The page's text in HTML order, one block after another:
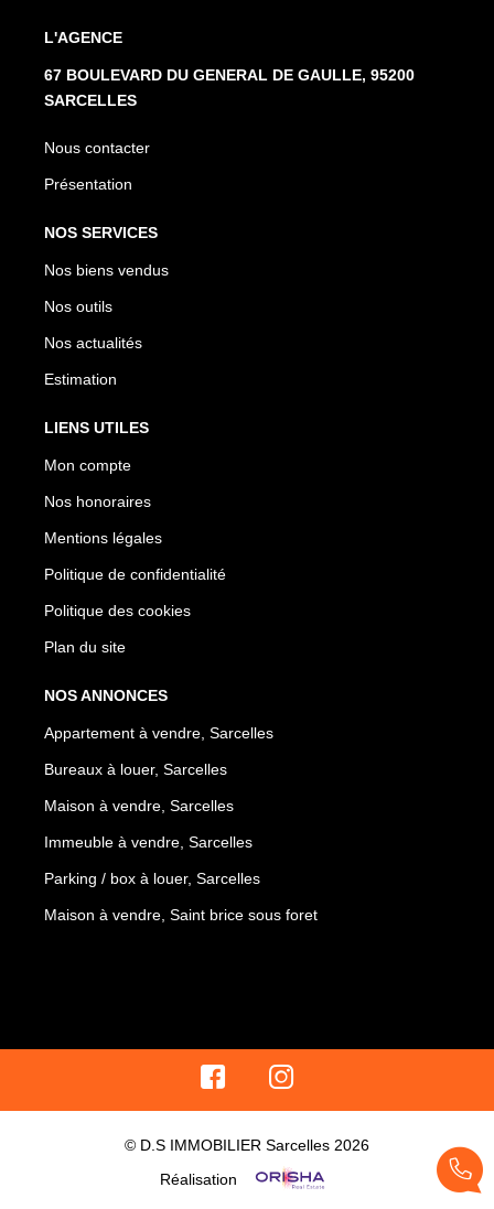
L'AGENCE
67 BOULEVARD DU GENERAL DE GAULLE, 95200
SARCELLES
Nous contacter
Présentation
NOS SERVICES
Nos biens vendus
Nos outils
Nos actualités
Estimation
LIENS UTILES
Mon compte
Nos honoraires
Mentions légales
Politique de confidentialité
Politique des cookies
Plan du site
NOS ANNONCES
Appartement à vendre, Sarcelles
Bureaux à louer, Sarcelles
Maison à vendre, Sarcelles
Immeuble à vendre, Sarcelles
Parking / box à louer, Sarcelles
Maison à vendre, Saint brice sous foret
© D.S IMMOBILIER Sarcelles 2026
Réalisation